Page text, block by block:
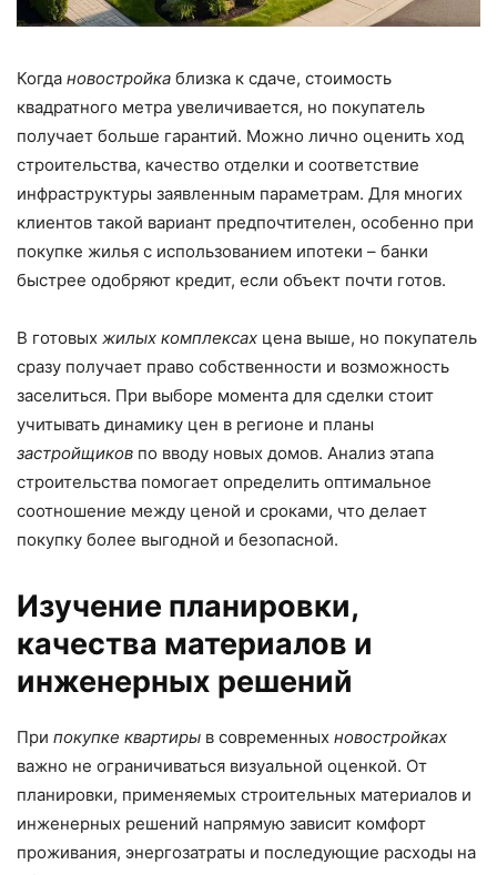
Когда новостройка близка к сдаче, стоимость
квадратного метра увеличивается, но покупатель
получает больше гарантий. Можно лично оценить ход
строительства, качество отделки и соответствие
инфраструктуры заявленным параметрам. Для многих
клиентов такой вариант предпочтителен, особенно при
покупке жилья с использованием ипотеки – банки
быстрее одобряют кредит, если объект почти готов.
В готовых жилых комплексах цена выше, но покупатель
сразу получает право собственности и возможность
заселиться. При выборе момента для сделки стоит
учитывать динамику цен в регионе и планы
застройщиков по вводу новых домов. Анализ этапа
строительства помогает определить оптимальное
соотношение между ценой и сроками, что делает
покупку более выгодной и безопасной.
Изучение планировки,
качества материалов и
инженерных решений
При покупке квартиры в современных новостройках
важно не ограничиваться визуальной оценкой. От
планировки, применяемых строительных материалов и
инженерных решений напрямую зависит комфорт
проживания, энергозатраты и последующие расходы на